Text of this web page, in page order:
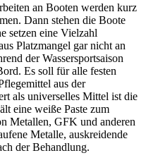
an Booten werden kurz
Dann stehen die Boote
setzen eine Vielzahl
Platzmangel gar nicht an
der Wassersportsaison
Es soll für alle festen
aus der
als universelles Mittel ist die
eine weiße Paste zum
Metallen, GFK und anderen
Metalle, auskreidende
der Behandlung.